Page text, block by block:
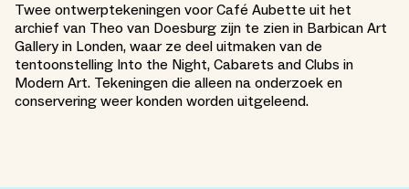
Twee ontwerptekeningen voor Café Aubette uit het
archief van Theo van Doesburg zijn te zien in Barbican Art
Gallery in Londen, waar ze deel uitmaken van de
tentoonstelling Into the Night, Cabarets and Clubs in
Modern Art. Tekeningen die alleen na onderzoek en
conservering weer konden worden uitgeleend.